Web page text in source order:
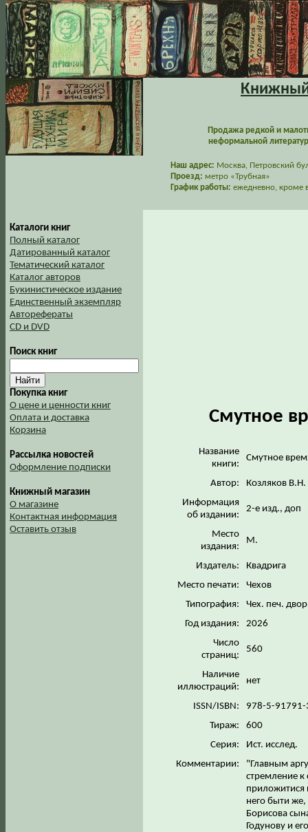
Книжный
Продажа редкой и
неформальной
Наш адрес: Москва, Петровский
Проезд: метро «Трубная»
График работы: ежедневно, кроме
Каталоги книг
Полный каталог
Датированный каталог
Тематический каталог
Каталог авторов
Букинистическое издание
Единственный экземпляр
Авторефераты
CD и DVD
Поиск книг
Покупка книг
О цене и ценности книг
Оплата и доставка
Корзина
Рассылка новостей
Оформление подписки
Книжный магазин
О магазине
Контактная информация
Оставить отзыв
Смутное
Название
книги:
Смутное
Автор:
Козляков В.Н.
Информация
об издании:
2-е изд., доп
Место
издания:
М.
Издатель:
Квадрига
Место печати:
Чехов
Типография:
Чех. печ.
Год издания:
2026
Число
страниц:
560
Наличие
иллюстраций:
нет
ISSN/ISBN:
978-5-
Тираж:
600
Серия:
Ист. исслед.
Комментарии:
"Главным
стремление
приложитися
него быти
Борисова
Годунову и